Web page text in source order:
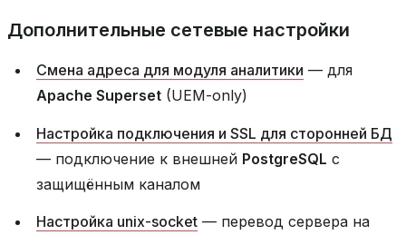
Дополнительные сетевые настройки
Смена адреса для модуля аналитики — для
Apache Superset (UEM-only)
Настройка подключения и SSL для сторонней БД
— подключение к внешней PostgreSQL с
защищённым каналом
Настройка unix-socket — перевод сервера на